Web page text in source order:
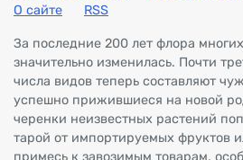
О сайте
RSS
За последние 200 лет флора
значительно изменилась. Почти
числа видов теперь составляют
успешно прижившиеся на новой
черенки неизвестных растений
тарой от импортируемых фруктов
примесь к завозимым товарам,